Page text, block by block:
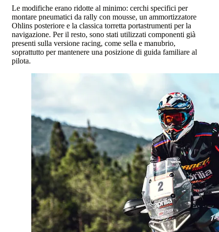
Le modifiche erano ridotte al minimo: cerchi specifici per
montare pneumatici da rally con mousse, un ammortizzatore
Ohlins posteriore e la classica torretta portastrumenti per la
navigazione. Per il resto, sono stati utilizzati componenti già
presenti sulla versione racing, come sella e manubrio,
soprattutto per mantenere una posizione di guida familiare al
pilota.